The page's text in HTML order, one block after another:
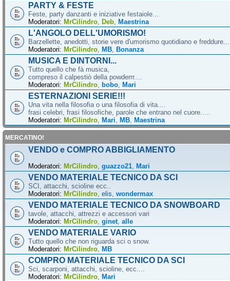
PARTY & FESTE
Feste, party danzanti e iniziative festaiole...
Moderatori: MrCilindro Deb Maestrina
L'ANGOLO DELL'UMORISMO!
Barzellette, anedotti, storie vere d'umorismo quotidiano e
Moderatori: MrCilindro MB Bonanza
MUSICA E DINTORNI...
Tutto quello che fà musica,
compreso il calpestiò della powderrr....
Moderatori: MrCilindro bobo Mari
ESTERNAZIONI SERIE!!!
Una vita nella filosofia o una filosofia di vita....
frasi celebri, frasi filosofiche, parole che entrano nel cuore.....
Moderatori: MrCilindro Mari MB Maestrina
MERCATINO!
VENDO e COMPRO ABBIGLIAMENTO
Moderatori: MrCilindro guazzo21 Mari
VENDO MATERIALE TECNICO DA SCI
SCI, attacchi, scioline ecc..
Moderatori: MrCilindro elis wondermax
VENDO MATERIALE TECNICO DA SNOWBOARD
tavole, attacchi, attrezzi e accessori vari
Moderatori: MrCilindro ginet alle
VENDO MATERIALE VARIO
Tutto quello che non riguarda sci o snow.
Moderatori: MrCilindro MB
COMPRO MATERIALE TECNICO DA SCI
Sci, scarponi, attacchi, scioline, ecc....
Moderatori: MrCilindro Mari